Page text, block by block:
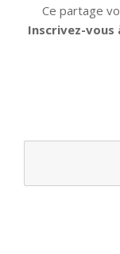
Ce partage
Inscrivez-